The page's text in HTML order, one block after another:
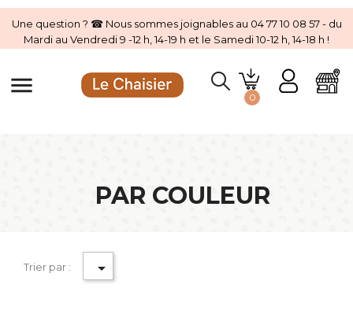
Une question ? ☎ Nous sommes joignables au 04 77 10 08 57 - du
Mardi au Vendredi 9 -12 h, 14-19 h et le Samedi 10-12 h, 14-18 h !
menu 0
PAR COULEUR
Trier par : 